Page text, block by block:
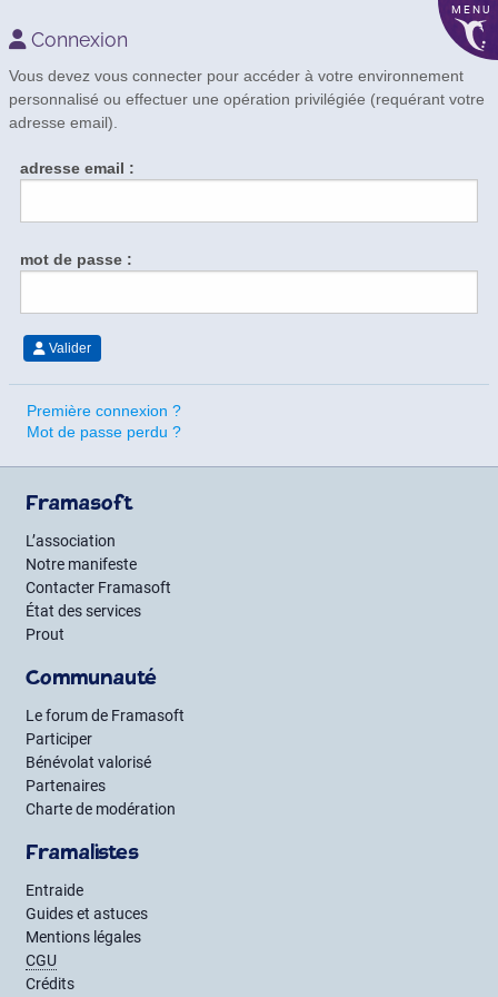
MENU
Connexion
Vous devez vous connecter pour accéder à votre environnement
personnalisé ou effectuer une opération privilégiée (requérant votre
adresse email).
adresse email :
mot de passe :
Valider
Première connexion ?
Mot de passe perdu ?
Framasoft
L’association
Notre manifeste
Contacter Framasoft
État des services
Prout
Communauté
Le forum de Framasoft
Participer
Bénévolat valorisé
Partenaires
Charte de modération
Framalistes
Entraide
Guides et astuces
Mentions légales
CGU
Crédits